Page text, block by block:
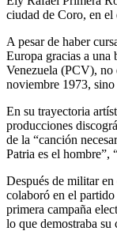
ciudad de Coro, en el
A pesar de haber
Europa gracias a una
Venezuela (PCV), no
noviembre 1973,
En su trayectoria
producciones
de la “canción
Patria es el hombre”,
Después de militar
colaboró en el
primera campaña
lo que demostraba su